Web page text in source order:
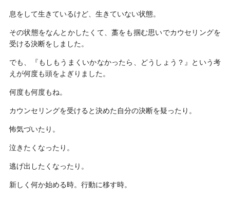
息をして生きているけど、生きていない状態。
その状態をなんとかしたくて、藁をも掴む思いでカウセリングを
受ける決断をしました。
でも、『もしもうまくいかなかったら、どうしょう？』という考
えが何度も頭をよぎりました。
何度も何度もね。
カウンセリングを受けると決めた自分の決断を疑ったり。
怖気づいたり。
泣きたくなったり。
逃げ出したくなったり。
新しく何か始める時。行動に移す時。